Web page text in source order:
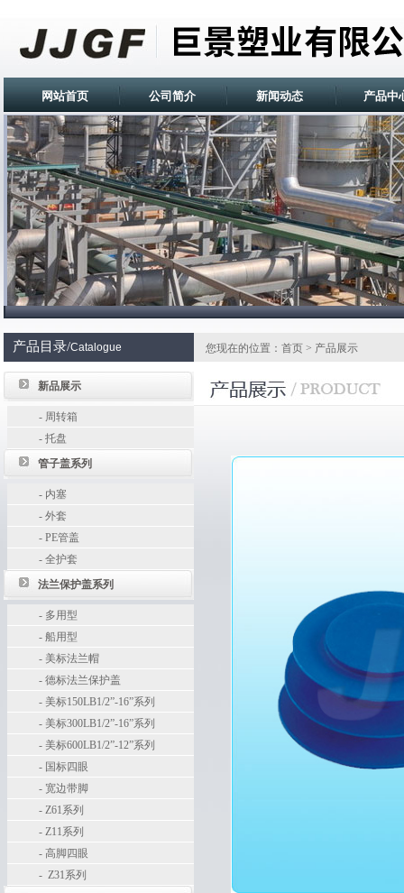
网站首页 公司简介 新闻动态 产品中
产品目录/Catalogue
新品展示
- 周转箱
- 托盘
管子盖系列
- 内塞
- 外套
- PE管盖
- 全护套
法兰保护盖系列
- 多用型
- 船用型
- 美标法兰帽
- 德标法兰保护盖
- 美标150LB1/2”-16”系列
- 美标300LB1/2”-16”系列
- 美标600LB1/2”-12”系列
- 国标四眼
- 宽边带脚
- Z61系列
- Z11系列
- 高脚四眼
- Z31系列
您现在的位置：首页 > 产品展示